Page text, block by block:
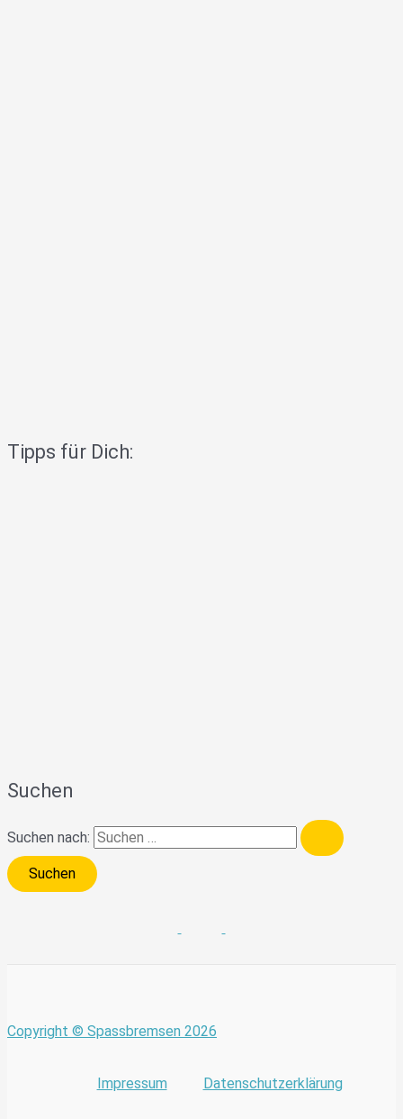
Tipps für Dich:
Suchen
Suchen nach:
Copyright © Spassbremsen 2026
Impressum Datenschutzerklärung